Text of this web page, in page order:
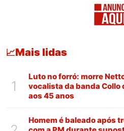
📈Mais lidas
1
Luto no forró: morre
vocalista da banda Collo
aos 45 anos
Homem é baleado após